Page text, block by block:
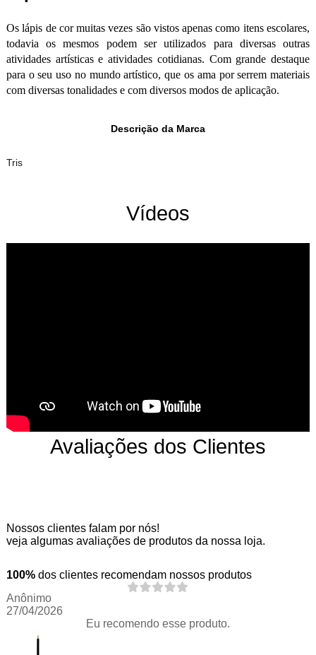
Os lápis de cor muitas vezes são vistos apenas como itens escolares,
todavia os mesmos podem ser utilizados para diversas outras
atividades artísticas e atividades cotidianas. Com grande destaque
para o seu uso no mundo artístico, que os ama por serrem materiais
com diversas tonalidades e com diversos modos de aplicação.
Descrição da Marca
Tris
Vídeos
Avaliações dos Clientes
Nossos clientes falam por nós!
veja algumas avaliações de produtos da nossa loja.
100% dos clientes recomendam nossos produtos
Anônimo
27/04/2026
Eu recomendo esse produto.